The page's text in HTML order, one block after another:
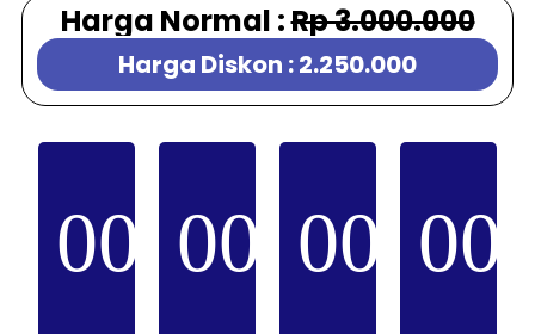
Harga Normal :Rp 3.000.000
Harga Diskon : 2.250.000
00 00 00 00